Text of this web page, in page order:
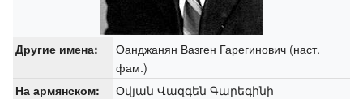
Другие имена:
Оанджанян Вазген Гарегинович (наст.
фам.)
На армянском: Օվյան Վազգեն Գարեգինի